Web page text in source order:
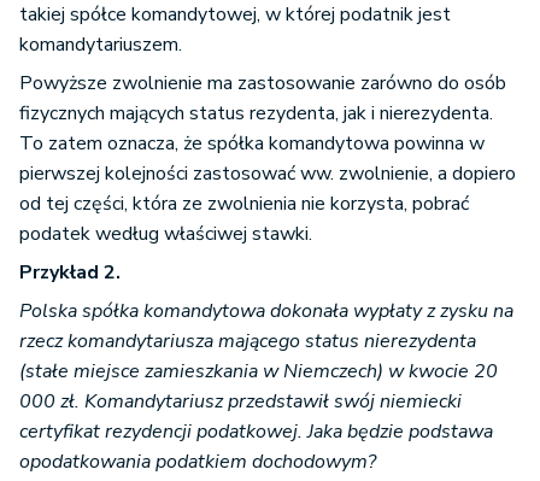
takiej spółce komandytowej, w której podatnik jest
komandytariuszem.
Powyższe zwolnienie ma zastosowanie zarówno do osób
fizycznych mających status rezydenta, jak i nierezydenta.
To zatem oznacza, że spółka komandytowa powinna w
pierwszej kolejności zastosować ww. zwolnienie, a dopiero
od tej części, która ze zwolnienia nie korzysta, pobrać
podatek według właściwej stawki.
Przykład 2.
Polska spółka komandytowa dokonała wypłaty z zysku na
rzecz komandytariusza mającego status nierezydenta
(stałe miejsce zamieszkania w Niemczech) w kwocie 20
000 zł. Komandytariusz przedstawił swój niemiecki
certyfikat rezydencji podatkowej. Jaka będzie podstawa
opodatkowania podatkiem dochodowym?